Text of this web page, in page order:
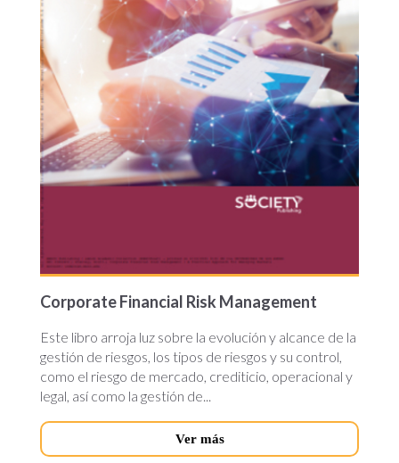
Corporate Financial Risk Management
Este libro arroja luz sobre la evolución y alcance de la
gestión de riesgos, los tipos de riesgos y su control,
como el riesgo de mercado, crediticio, operacional y
legal, así como la gestión de...
Ver más